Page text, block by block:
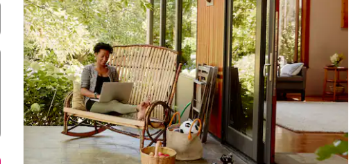
met je de pijltjestoetsen omhoog en omlaag, óf door te tikken of swipen.